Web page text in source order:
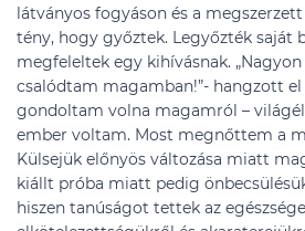
látványos fogyáson és a
tény, hogy győztek. Legyőzték saját
megfeleltek egy kihívásnak.
csalódtam magamban!”- hangzott el
gondoltam volna magamról –
ember voltam. Most megnőttem a
Külsejük előnyös változása miatt
kiállt próba miatt pedig
hiszen tanúságot tettek az